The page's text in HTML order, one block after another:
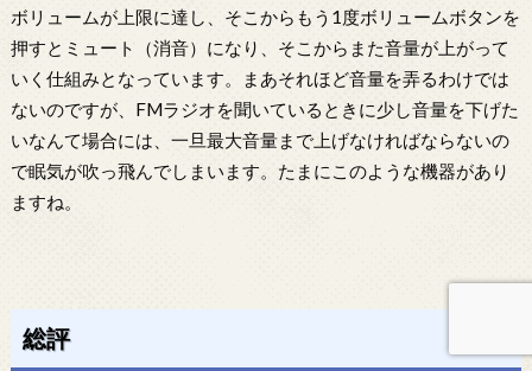
ボリュームが上限に達し、そこからもう1度ボリュームボタンを
押すとミュート（消音）になり、そこからまた音量が上がって
いく仕組みとなっています。まあそれほど音量を弄るわけでは
ないのですが、FMラジオを聞いているときに少し音量を下げた
いなんて場合には、一旦最大音量まで上げなければならないの
で眠気が吹っ飛んでしまいます。たまにこのような機器があり
ますね。
総評